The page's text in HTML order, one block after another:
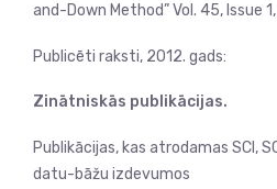
and-Down Method”Vol. 45, Issue
Publicēti raksti, 2012. gads:
Zinātniskās publikācijas.
Publikācijas, kas atrodamas SCI,
datu-bāžu izdevumos